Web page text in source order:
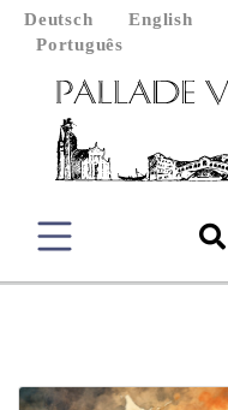
Deutsch English
Português